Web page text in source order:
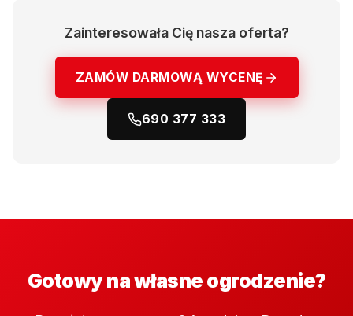
Zainteresowała Cię nasza oferta?
ZAMÓW DARMOWĄ WYCENĘ
690 377 333
Gotowy na własne ogrodzenie?